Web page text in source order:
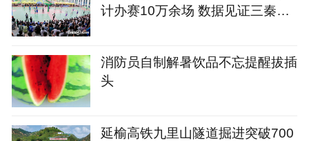
计办赛10万余场 数据见证三秦健
消防员自制解暑饮品不忘提醒拔插
头
延榆高铁九里山隧道掘进突破700